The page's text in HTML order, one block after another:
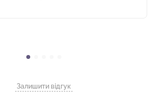
Залишити відгук